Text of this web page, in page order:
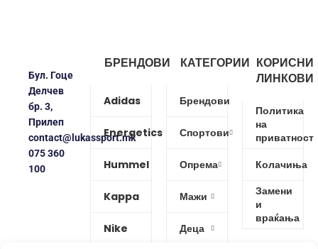
Бул. Гоце
Делчев
бр. 3,
Прилеп
contact@lukassport.mk
075 360
100
БРЕНДОВИ
Adidas
Energetics
Hummel
Kappa
Nike
КАТЕГОРИИ
Брендови
Спортови
Опрема
Мажи
Деца
КОРИСНИ
ЛИНКОВИ
Политика
на
приватност
Колачиња
Замени
и
враќања